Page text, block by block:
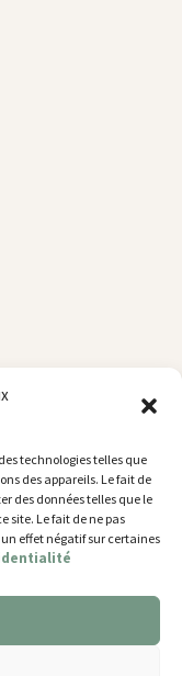
technologies telles que
des appareils. Le fait de
des données telles que le
site. Le fait de ne pas
effet négatif sur certaines
la meilleure